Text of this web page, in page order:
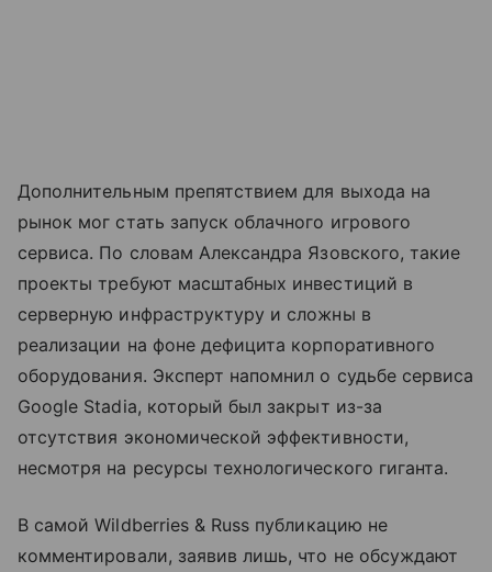
Дополнительным препятствием для выхода на
рынок мог стать запуск облачного игрового
сервиса. По словам Александра Язовского, такие
проекты требуют масштабных инвестиций в
серверную инфраструктуру и сложны в
реализации на фоне дефицита корпоративного
оборудования. Эксперт напомнил о судьбе сервиса
Google Stadia, который был закрыт из-за
отсутствия экономической эффективности,
несмотря на ресурсы технологического гиганта.
В самой Wildberries & Russ публикацию не
комментировали, заявив лишь, что не обсуждают